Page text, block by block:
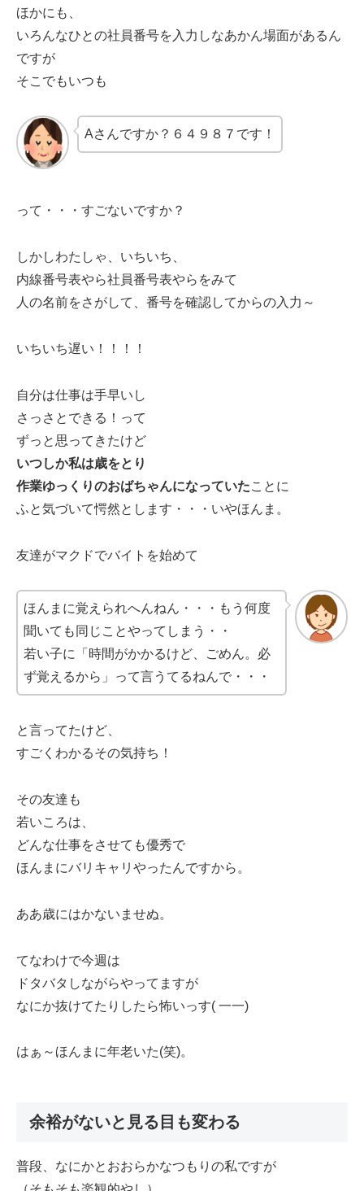
ほかにも、
いろんなひとの社員番号を入力しなあかん場面があるん
ですが
そこでもいつも
Aさんですか？６４９８７です！
って・・・すごないですか？
しかしわたしゃ、いちいち、
内線番号表やら社員番号表やらをみて
人の名前をさがして、番号を確認してからの入力～
いちいち遅い！！！！
自分は仕事は手早いし
さっさとできる！って
ずっと思ってきたけど
いつしか私は歳をとり
作業ゆっくりのおばちゃんになっていたことに
ふと気づいて愕然とします・・・いやほんま。
友達がマクドでバイトを始めて
ほんまに覚えられへんねん・・・もう何度
聞いても同じことやってしまう・・
若い子に「時間がかかるけど、ごめん。必
ず覚えるから」って言うてるねんで・・・
と言ってたけど、
すごくわかるその気持ち！
その友達も
若いころは、
どんな仕事をさせても優秀で
ほんまにバリキャリやったんですから。
ああ歳にはかないませぬ。
てなわけで今週は
ドタバタしながらやってますが
なにか抜けてたりしたら怖いっす( 一一)
はぁ～ほんまに年老いた(笑)。
余裕がないと見る目も変わる
普段、なにかとおおらかなつもりの私ですが